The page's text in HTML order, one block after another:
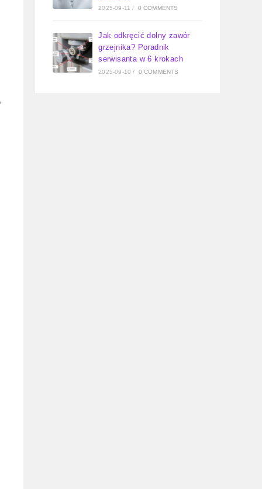
2025-09-11 / 0 COMMENTS
Jak odkręcić dolny zawór
grzejnika? Poradnik
serwisanta w 6 krokach
2025-09-10 / 0 COMMENTS